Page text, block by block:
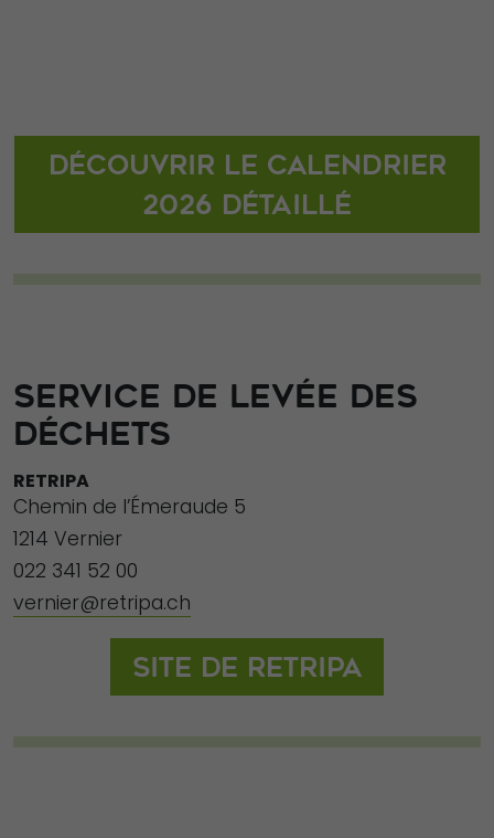
Découvrir le calendrier
2026 détaillé
SERVICE DE LEVÉE DES
DÉCHETS
RETRIPA
Chemin de l’Émeraude 5
1214 Vernier
022 341 52 00
vernier@retripa.ch
Site de Retripa